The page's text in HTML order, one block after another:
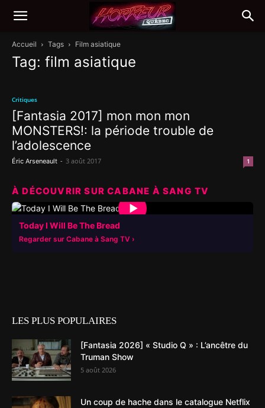
Accueil Tags Film asiatique
Tag: film asiatique
Critiques
[Fantasia 2017] mon mon mon
MONSTERS!: la période trouble de
l’adolescence
Éric Arseneault - 3 août 2017 1
À DÉCOUVRIR SUR CABANE À SANG TV
▶
Today I Will Be The Bread
Regarder sur Cabane à Sang TV
LES PLUS POPULAIRES
[Fantasia 2026] « Studio Q » : L’ancêtre du
Truman Show
5 août 2026
Un coup de hache dans le catalogue Netflix